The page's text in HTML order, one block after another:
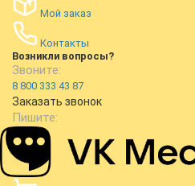
Мой заказ
Контакты
Возникли вопросы?
Звоните:
8 800 333 43 87
Заказать звонок
Пишите: